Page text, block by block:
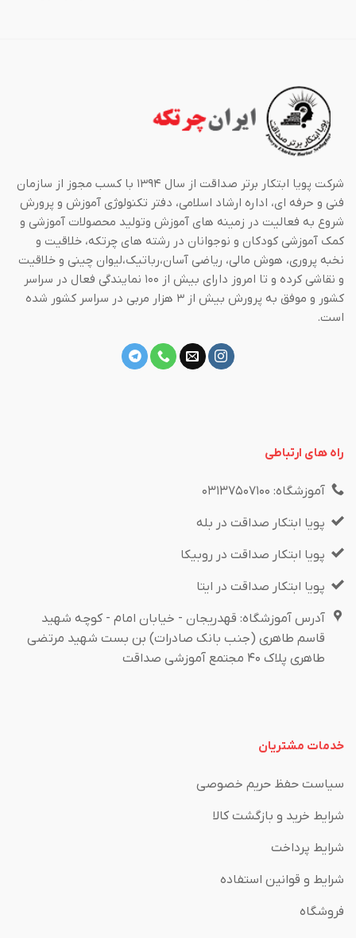
شرکت پویا ابتکار برتر صداقت از سال ۱۳۹۴ با کسب مجوز از سازمان
فنی و حرفه ای، اداره ارشاد اسلامی، دفتر تکنولوژی آموزش و پرورش
شروع به فعالیت در زمینه های آموزش وتولید محصولات آموزشی و
کمک آموزشی کودکان و نوجوانان در رشته های چرتکه، خلاقیت و
نخبه پروری، هوش مالی، ریاضی آسان،رباتیک،لیوان چینی و خلاقیت
و نقاشی کرده و تا امروز دارای بیش از ۱۰۰ نمایندگی فعال در سراسر
کشور و موفق به پرورش بیش از ۳ هزار مربی در سراسر کشور شده
است.
راه های ارتباطی
آموزشگاه: ۰۳۱۳۷۵۰۷۱۰۰
پویا ابتکار صداقت در بله
پویا ابتکار صداقت در روبیکا
پویا ابتکار صداقت در ایتا
آدرس آموزشگاه: قهدریجان - خیابان امام - کوچه شهید
قاسم طاهری (جنب بانک صادرات) بن بست شهید مرتضی
طاهری پلاک ۴۰ مجتمع آموزشی صداقت
خدمات مشتریان
سیاست حفظ حریم خصوصی
شرایط خرید و بازگشت کالا
شرایط پرداخت
شرایط و قوانین استفاده
فروشگاه